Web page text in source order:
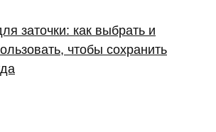
заточки: как выбрать и
чтобы сохранить